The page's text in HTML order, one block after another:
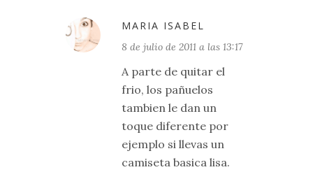
MARIA ISABEL
8 de julio de 2011 a las 13:17
A parte de quitar el
frio, los pañuelos
tambien le dan un
toque diferente por
ejemplo si llevas un
camiseta basica lisa.